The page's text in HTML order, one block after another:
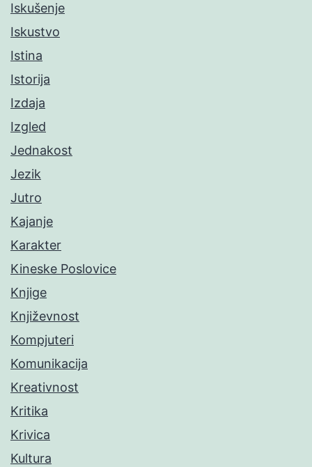
Iskušenje
Iskustvo
Istina
Istorija
Izdaja
Izgled
Jednakost
Jezik
Jutro
Kajanje
Karakter
Kineske Poslovice
Knjige
Književnost
Kompjuteri
Komunikacija
Kreativnost
Kritika
Krivica
Kultura